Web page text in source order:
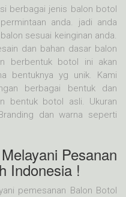
berbagai jenis balon botol
anda. jadi anda
sesuai keinginan anda.
dan bahan dasar balon
berbentuk botol ini akan
bentuknya yg unik. Kami
berbagai bentuk dan
bentuk botol asli. Ukuran
dan warna seperti
Pesanan
Indonesia !
pemesanan Balon Botol